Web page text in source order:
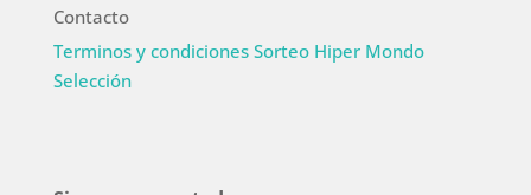
Contacto
Terminos y condiciones Sorteo Hiper Mondo
Selección